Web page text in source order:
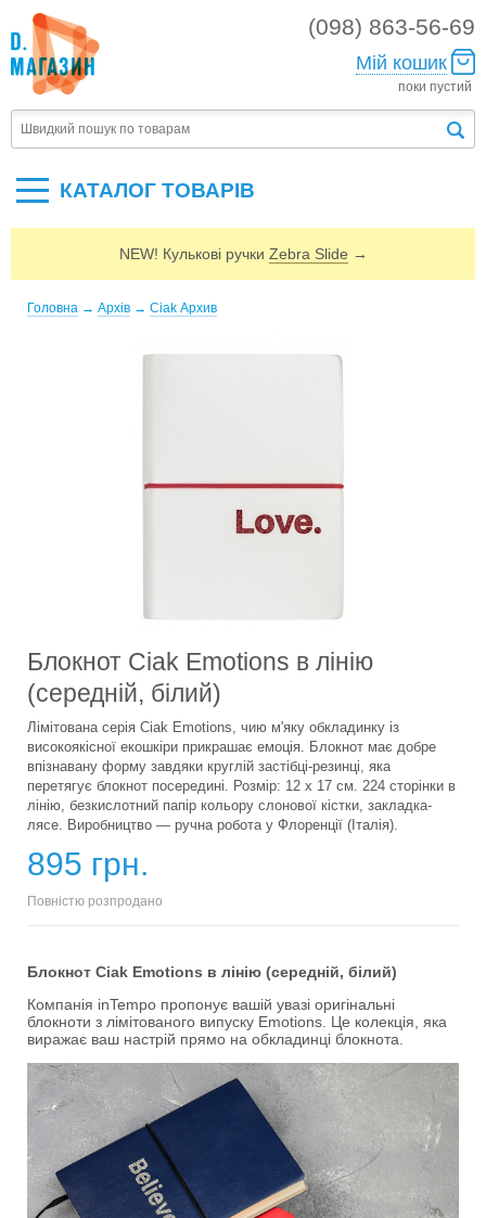
(098) 863-56-69
Мій кошик
поки пустий
КАТАЛОГ ТОВАРIВ
NEW! Кулькові ручки Zebra Slide →
Головна → Архів → Ciak Архив
Блокнот Ciak Emotions в лінію
(середній, білий)
Лімітована серія Ciak Emotions, чию м'яку обкладинку із
високоякісної екошкіри прикрашає емоція. Блокнот має добре
впізнавану форму завдяки круглій застібці-резинці, яка
перетягує блокнот посередині. Розмір: 12 x 17 см. 224 сторінки в
лінію, безкислотний папір кольору слонової кістки, закладка-
лясе. Виробництво — ручна робота у Флоренції (Італія).
895 грн.
Повністю розпродано
Блокнот Ciak Emotions в лінію (середній, білий)
Компанія inTempo пропонує вашій увазі оригінальні
блокноти з лімітованого випуску Emotions. Це колекція, яка
виражає ваш настрій прямо на обкладинці блокнота.